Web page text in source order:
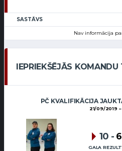
SASTĀVS
Nav informācija
IEPRIEKŠĒJĀS
PČ KVALIFIKĀCIJA
21/09/2019
10 - 6
GALA